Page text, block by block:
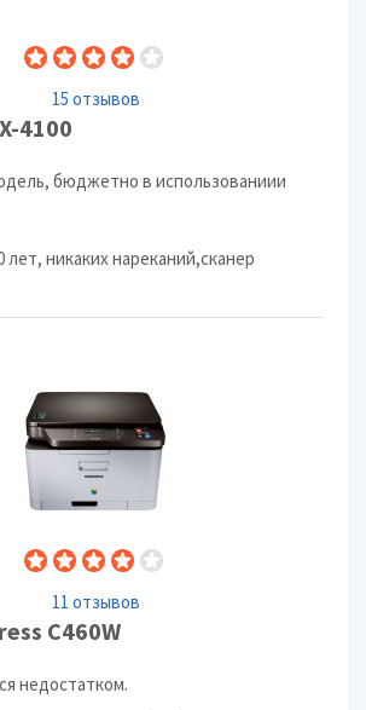
15 отзывов
4100
бюджетно в использованиии
лет, никаких нареканий,сканер
11 отзывов
C460W
недостатком.